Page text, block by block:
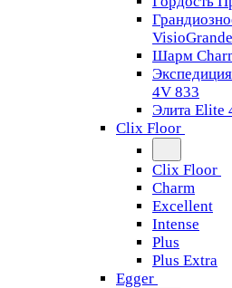
Шарм
4V 833
Элита Elite
Clix Floor
Clix Floor
Charm
Excellent
Intense
Plus
Plus Extra
Egger